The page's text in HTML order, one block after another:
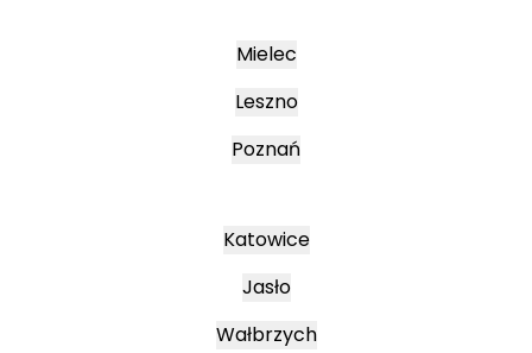
Mielec
Leszno
Poznań
Katowice
Jasło
Wałbrzych